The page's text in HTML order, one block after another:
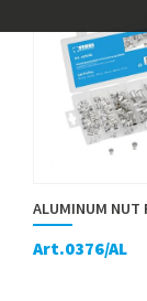
ALUMINUM NUT
Art.0376/AL